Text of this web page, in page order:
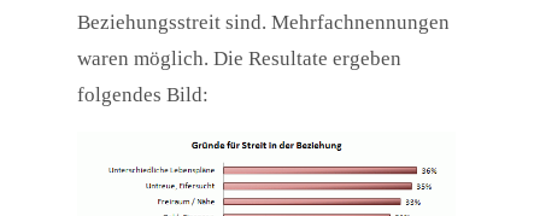
Beziehungsstreit sind. Mehrfachnennungen
waren möglich. Die Resultate ergeben
folgendes Bild: